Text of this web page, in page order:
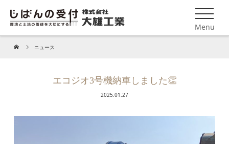
Menu
ニュース
エコジオ3号機納車しました👏
2025.01.27